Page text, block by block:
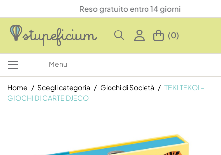
Reso gratuito entro 14 giorni
(0)
Menu
Home Scegli categoria Giochi di Società
TEKI TEKOI -
GIOCHI DI CARTE DJECO